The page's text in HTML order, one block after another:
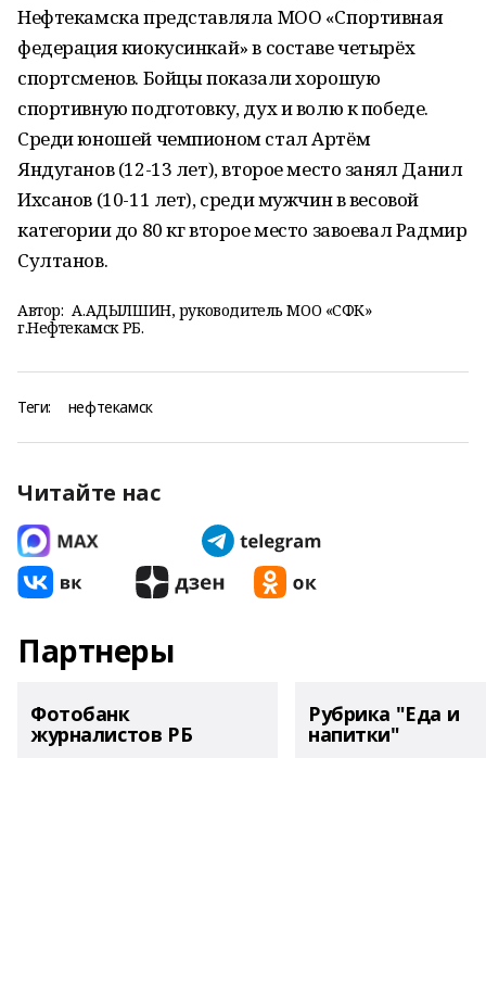
Нефтекамска представляла МОО «Спортивная
федерация киокусинкай» в составе четырёх
спортсменов. Бойцы показали хорошую
спортивную подготовку, дух и волю к победе.
Среди юношей чемпионом стал Артём
Яндуганов (12-13 лет), второе место занял Данил
Ихсанов (10-11 лет), среди мужчин в весовой
категории до 80 кг второе место завоевал Радмир
Султанов.
Автор: А.АДЫЛШИН, руководитель МОО «СФК»
г.Нефтекамск РБ.
Теги: нефтекамск
Читайте нас
Партнеры
Фотобанк
журналистов РБ
Рубрика "Еда и
напитки"